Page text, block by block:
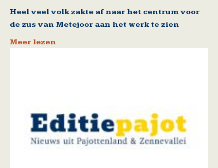
Heel veel volk zakte af naar het centrum voor
de zus van Metejoor aan het werk te zien
Meer lezen